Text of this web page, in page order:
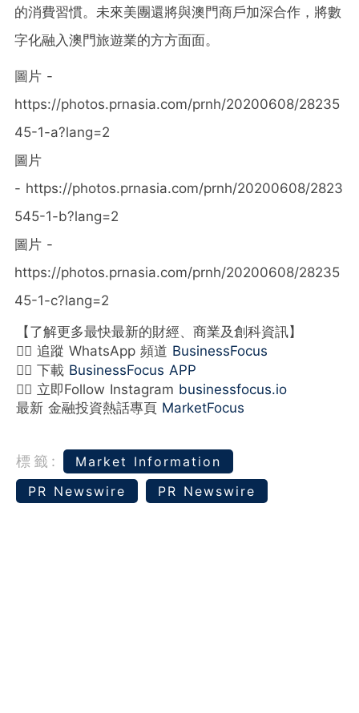
的消費習慣。未來美團還將與澳門商戶加深合作，將數
字化融入澳門旅遊業的方方面面。
圖片 -
https://photos.prnasia.com/prnh/20200608/28235
45-1-a?lang=2
圖片
- https://photos.prnasia.com/prnh/20200608/2823
545-1-b?lang=2
圖片 -
https://photos.prnasia.com/prnh/20200608/28235
45-1-c?lang=2
【了解更多最快最新的財經、商業及創科資訊】
👉🏻 追蹤 WhatsApp 頻道 BusinessFocus
👉🏻 下載 BusinessFocus APP
👉🏻 立即Follow Instagram businessfocus.io
最新 金融投資熱話專頁 MarketFocus
標籤:
Market Information
PR Newswire
PR Newswire